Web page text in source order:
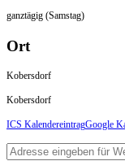
ganztägig (Samstag)
Ort
Kobersdorf
Kobersdorf
ICS KalendereintragGoogle